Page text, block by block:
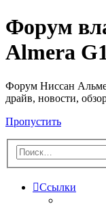
Форум
Almera
Форум Ниссан
драйв, новости,
Пропустить
Ссылки